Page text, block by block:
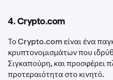
4. Crypto.com
Το Crypto.com είναι ένα
κρυπτονομισμάτων που
Σιγκαπούρη, και προσφέρει
προτεραιότητα στο κινητό.